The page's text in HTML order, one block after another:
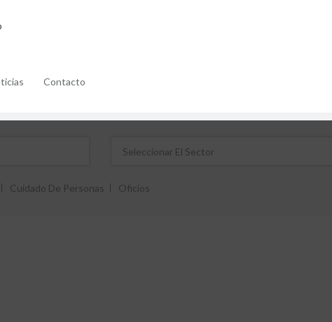
Contacto
Cuidado De Personas Oficios